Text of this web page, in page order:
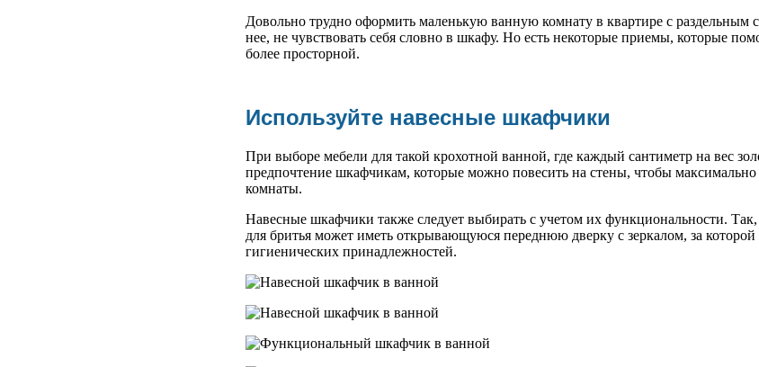
Довольно трудно оформить маленькую ванную комнату в квартире с раздельным
нее, не чувствовать себя словно в шкафу. Но есть некоторые приемы, которые
более просторной.
Используйте навесные шкафчики
При выборе мебели для такой крохотной ванной, где каждый сантиметр на вес
предпочтение шкафчикам, которые можно повесить на стены, чтобы максимально
комнаты.
Навесные шкафчики также следует выбирать с учетом их функциональности.
для бритья может иметь открывающуюся переднюю дверку с зеркалом, за
гигиенических принадлежностей.